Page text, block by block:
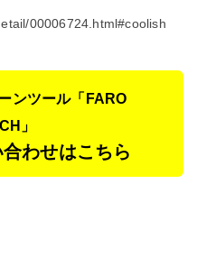
00006724.html#coolish
ンツール「FARO
」
わせはこちら